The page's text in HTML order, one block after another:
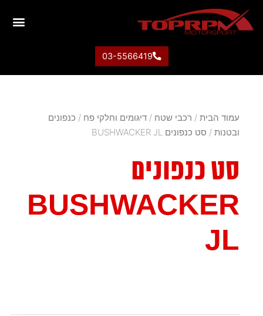
03-5566419
עמוד הבית / רכבי שטח / דיגומים וחלקי פח / כנפונים
ובטנות / סט כנפונים BUSHWACKER JL
סט כנפונים
BUSHWACKER
JL